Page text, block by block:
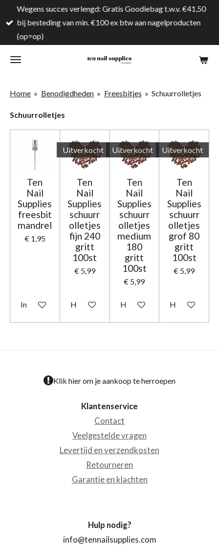
direct
naar
hoofdinhoud
Wegens succes verlengd: Gratis Goodiebag t.w.v. €41,50
bij besteding van min. €100 ex btw aan nagelproducten
(op=op)
Home » Benodigdheden » Freesbitjes » Schuurrolletjes
Schuurrolletjes
Ten
Nail
Supplies
freesbit
mandrel
€ 1,95
In winkelwagen
Uitverkocht
Ten
Nail
Supplies
schuurr
olletjes
fijn 240
gritt
100st
€ 5,99
Houd mij op de hoogte
Uitverkocht
Ten
Nail
Supplies
schuurr
olletjes
medium
180
gritt
100st
€ 5,99
Houd mij op de hoogte
Uitverkocht
Ten
Nail
Supplies
schuurr
olletjes
grof 80
gritt
100st
€ 5,99
Houd mij op
Klik hier om je aankoop te herroepen
Klantenservice
Contact
Veelgestelde vragen
Levertijd en verzendkosten
Retourneren
Garantie en klachten
Hulp nodig?
info@tennailsupplies.com